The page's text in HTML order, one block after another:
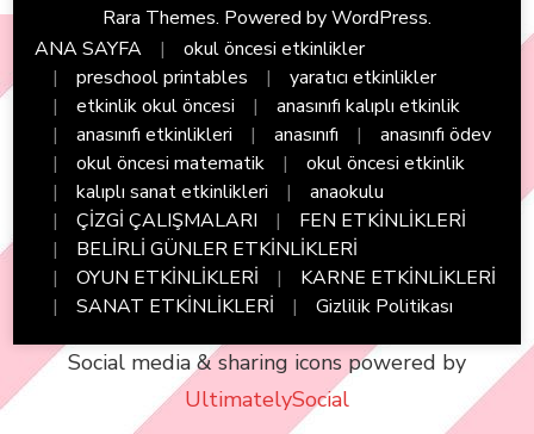
Rara Themes. Powered byWordPress.
ANA SAYFA
okul öncesi etkinlikler
preschool printables
yaratıcı etkinlikler
etkinlik okul öncesi
anasınıfı kalıplı etkinlik
anasınıfı etkinlikleri
anasınıfı
anasınıfı ödev
okul öncesi matematik
okul öncesi etkinlik
kalıplı sanat etkinlikleri
anaokulu
ÇİZGİ ÇALIŞMALARI
FEN ETKİNLİKLERİ
BELİRLİ GÜNLER ETKİNLİKLERİ
OYUN ETKİNLİKLERİ
KARNE ETKİNLİKLERİ
SANAT ETKİNLİKLERİ
Gizlilik Politikası
Social media & sharing icons powered by
UltimatelySocial